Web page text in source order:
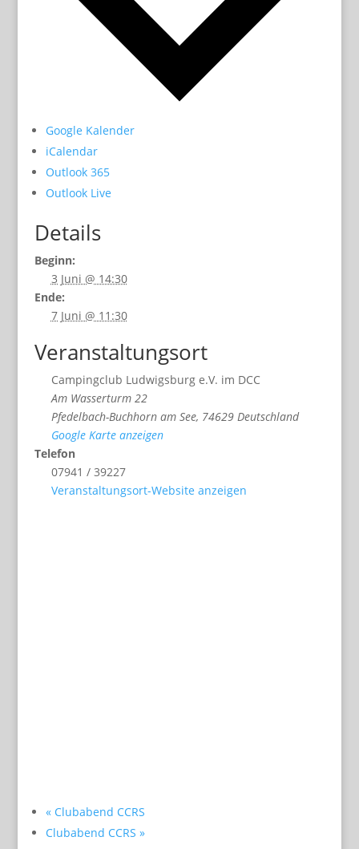
Google Kalender
iCalendar
Outlook 365
Outlook Live
Details
Beginn:
3 Juni @ 14:30
Ende:
7 Juni @ 11:30
Veranstaltungsort
Campingclub Ludwigsburg e.V. im DCC
Am Wasserturm 22
Pfedelbach-Buchhorn am See, 74629 Deutschland
Google Karte anzeigen
Telefon
07941 / 39227
Veranstaltungsort-Website anzeigen
«Clubabend CCRS
Clubabend CCRS »